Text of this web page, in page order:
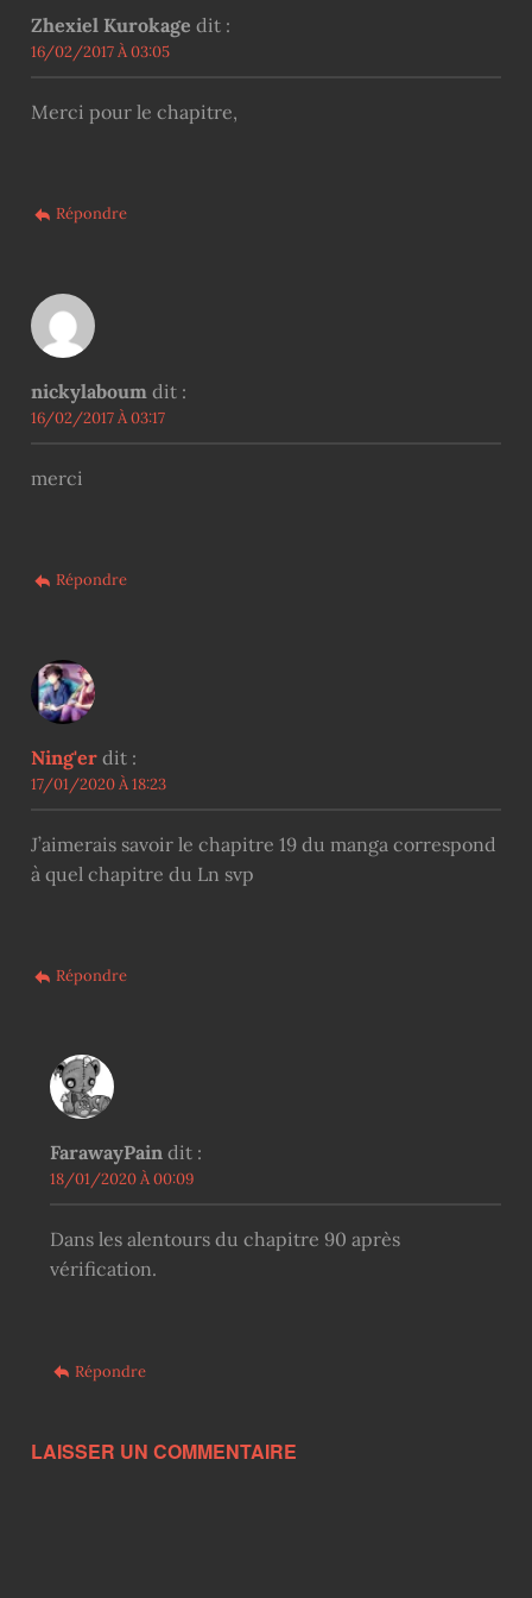
Zhexiel Kurokage dit :
16/02/2017 À 03:05
Merci pour le chapitre,
Répondre
nickylaboum dit :
16/02/2017 À 03:17
merci
Répondre
Ning'er dit :
17/01/2020 À 18:23
J’aimerais savoir le chapitre 19 du manga correspond
à quel chapitre du Ln svp
Répondre
FarawayPain dit :
18/01/2020 À 00:09
Dans les alentours du chapitre 90 après
vérification.
Répondre
LAISSER UN COMMENTAIRE